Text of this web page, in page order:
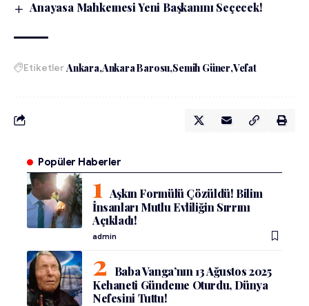
Anayasa Mahkemesi Yeni Başkanını Seçecek!
EtiketlerAnkara Ankara Barosu Semih Güner Vefat
Popüler Haberler
Aşkın Formülü Çözüldü! Bilim
İnsanları Mutlu Evliliğin Sırrını
Açıkladı!
admin
Baba Vanga’nın 13 Ağustos 2025
Kehaneti Gündeme Oturdu, Dünya
Nefesini Tuttu!